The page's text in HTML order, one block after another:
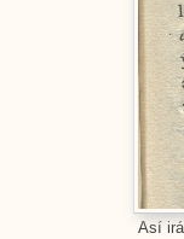
Así